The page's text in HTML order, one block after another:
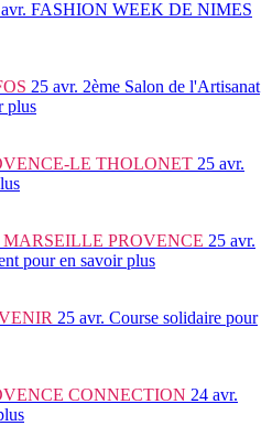
FASHION WEEK DE NIMES
25 avr. 2ème Salon de l'Artisanat
plus
LE THOLONET 25 avr.
PROVENCE 25 avr.
pour en savoir plus
25 avr. Course solidaire pour
CONNECTION 24 avr.